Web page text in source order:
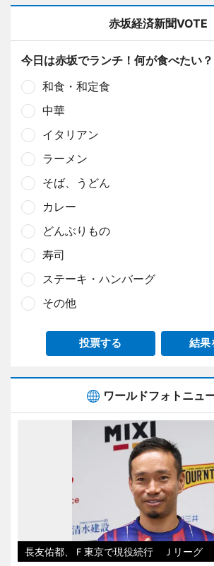
赤坂経済新聞VOTE
今日は赤坂でランチ！何が食べたい？
和食・和定食
中華
イタリアン
ラーメン
そば、うどん
カレー
どんぶりもの
寿司
ステーキ・ハンバーグ
その他
投票する 結果
ワールドフォトニュ
長友佑都、Ｆ東京で現役続行 Ｊリーグ